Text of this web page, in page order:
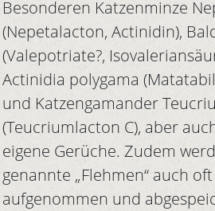
Besonderen Katzenminze
(Nepetalacton, Actinidin),
(Valepotriate?,
Actinidia polygama
und Katzengamander
(Teucriumlacton C), aber
eigene Gerüche. Zudem
genannte „Flehmen“ auch
aufgenommen und